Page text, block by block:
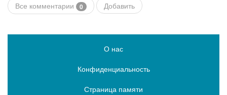
Все комментарии 0 Добавить
О нас
Конфиденциальность
Страница памяти